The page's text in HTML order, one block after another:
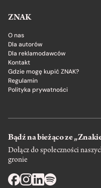
ZNAK
O nas
Dla autorów
Dla reklamodawców
Kontakt
Gdzie mogę kupić ZNAK?
Regulamin
Polityka prywatności
Bądź na bieżąco ze
Dołącz do społeczności
gronie